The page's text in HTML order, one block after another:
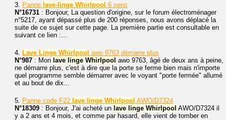
3. Panne lave-linge Whirlpool 6 sens
N°16731 : Bonjour, La question d'origine, sur le forum électroménager
n°5217, ayant dépassé plus de 200 réponses, nous avons déplacé la
suite de ce sujet sur cette page. La première partie est consultable en
suivant ce lien :...
4. Lave Linge Whirlpool awo 9763 démarre plus
N°987 : Mon lave linge Whirlpool awo 9763, âgé de deux ans à peine,
ne démarre plus, c'est à dire que la porte se ferme bien mais n'importe
quel programme semble démarrer avec le voyant "porte fermée" allumé
et au bout de dix...
5. Panne code F22 lave linge Whirlpool AWO/D7324
N°18309 : Bonjour, J'ai acheté un lave linge Whirlpool AWO/D7324 il
y a 2 ans et 4 mois, et comme par hasard, elle vient de tomber en